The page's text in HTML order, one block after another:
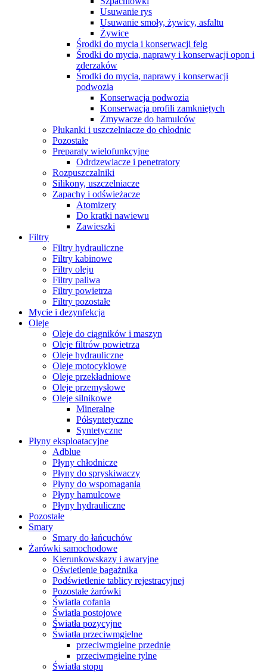
Usuwanie rys
Usuwanie smoły, żywicy, asfaltu
Żywice
Środki do mycia i konserwacji felg
Środki do mycia, naprawy i konserwacji opon i
zderzaków
Środki do mycia, naprawy i konserwacji
podwozia
Konserwacja podwozia
Konserwacja profili zamkniętych
Zmywacze do hamulców
Płukanki i uszczelniacze do chłodnic
Pozostałe
Preparaty wielofunkcyjne
Odrdzewiacze i penetratory
Rozpuszczalniki
Silikony, uszczelniacze
Zapachy i odświeżacze
Atomizery
Do kratki nawiewu
Zawieszki
Filtry
Filtry hydrauliczne
Filtry kabinowe
Filtry oleju
Filtry paliwa
Filtry powietrza
Filtry pozostałe
Mycie i dezynfekcja
Oleje
Oleje do ciągników i maszyn
Oleje filtrów powietrza
Oleje hydrauliczne
Oleje motocyklowe
Oleje przekładniowe
Oleje przemysłowe
Oleje silnikowe
Mineralne
Półsyntetyczne
Syntetyczne
Płyny eksploatacyjne
Adblue
Płyny chłodnicze
Płyny do spryskiwaczy
Płyny do wspomagania
Płyny hamulcowe
Płyny hydrauliczne
Pozostałe
Smary
Smary do łańcuchów
Żarówki samochodowe
Kierunkowskazy i awaryjne
Oświetlenie bagażnika
Podświetlenie tablicy rejestracyjnej
Pozostałe żarówki
Światła cofania
Światła postojowe
Światła pozycyjne
Światła przeciwmgielne
przeciwmgielne przednie
przeciwmgielne tylne
Światła stopu